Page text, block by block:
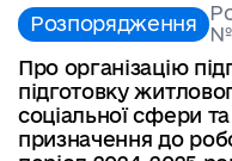
Розпорядження №
Про організацію
підготовку
соціальної сфери
призначення до